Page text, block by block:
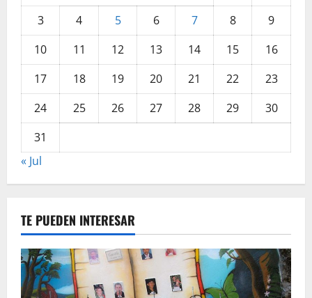
3
4 5 6 7 8
9
10
11 12 13 14 15
16
17
18 19 20 21 22
23
24
25 26 27 28 29
30
31
« Jul
TE PUEDEN INTERESAR